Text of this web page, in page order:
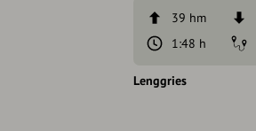
39 hm
1:48 h
Lenggries